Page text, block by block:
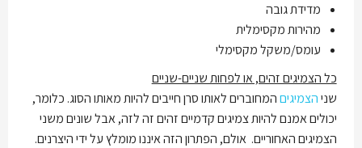
מדידת גובה
מהירות מקסימלית
עומס/משקל מקסימלי
כל הצמיגים זהים, או לפחות שניים-שניים
שניהצמיגיםהמחוברים לאותו סרן חייבים להיות מאותו הסוג. כלומר,
יכולים אמנם להיות צמיגים קדמיים זהים זה לזה, אבל שונים משני
הצמיגים האחוריים. אולם, הפתרון הזה איננו מומלץ על ידי היצרנים.